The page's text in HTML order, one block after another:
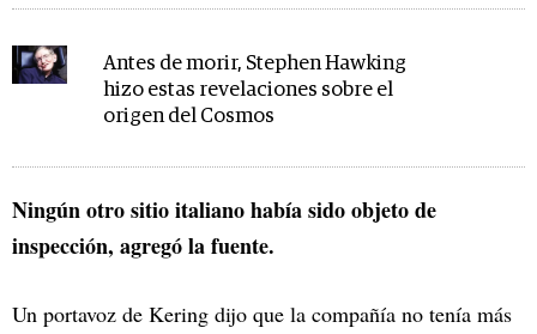
Antes de morir, Stephen Hawking
hizo estas revelaciones sobre el
origen del Cosmos
Ningún otro sitio italiano había sido objeto de
inspección, agregó la fuente.
Un portavoz de Kering dijo que la compañía no tenía más